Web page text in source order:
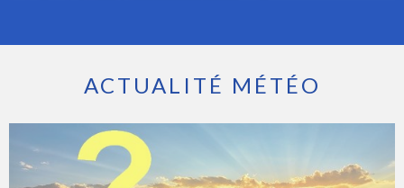
ACTUALITÉ MÉTÉO